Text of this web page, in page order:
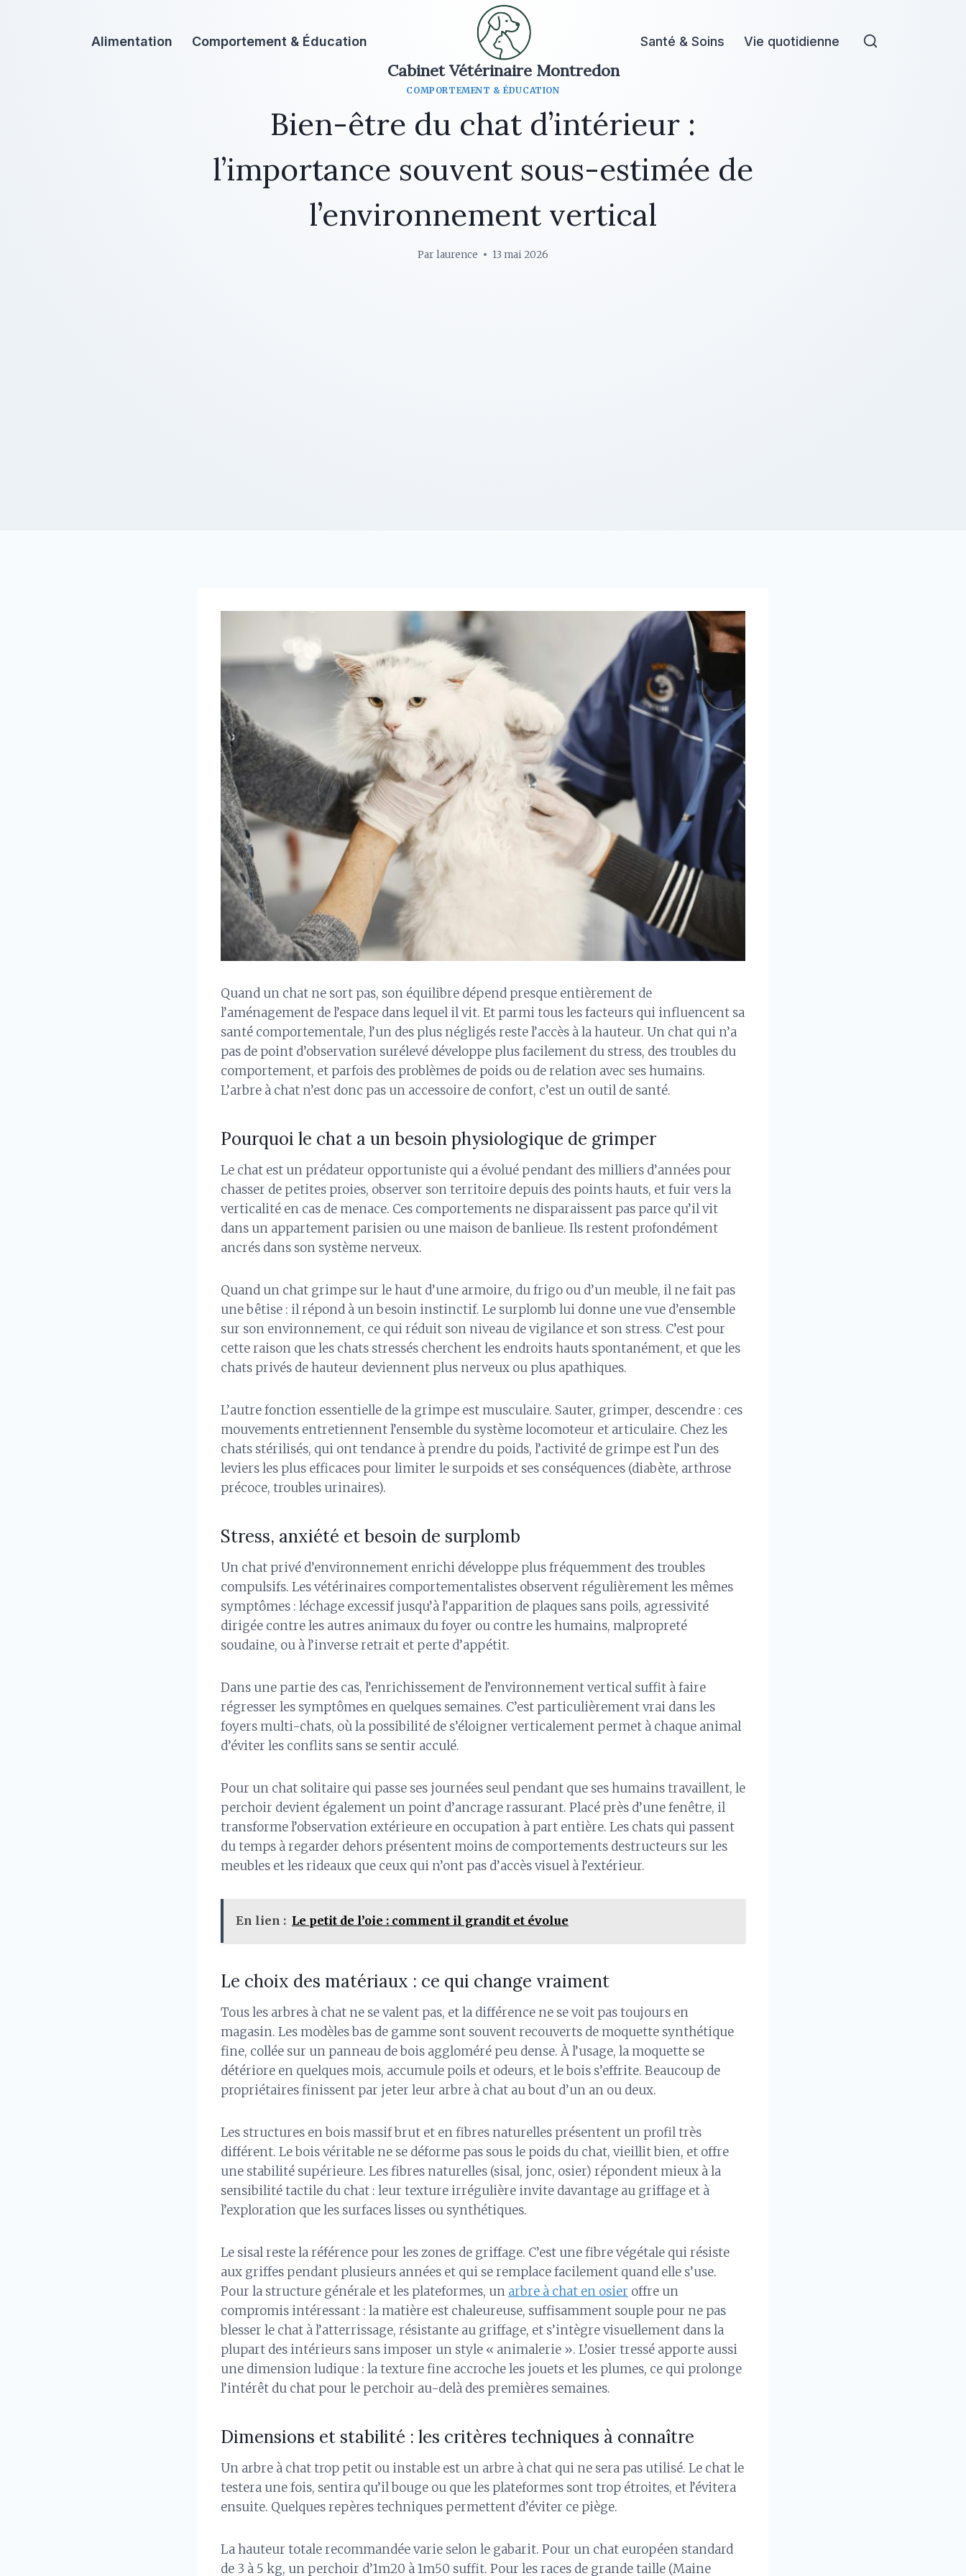
Alimentation Comportement & Éducation
Cabinet Vétérinaire Montredon
Santé & Soins Vie quotidienne
COMPORTEMENT & ÉDUCATION
Bien-être du chat d’intérieur :
l’importance souvent sous-estimée de
l’environnement vertical
Par laurence 13 mai 2026
Quand un chat ne sort pas, son équilibre dépend presque entièrement de
l’aménagement de l’espace dans lequel il vit. Et parmi tous les facteurs qui influencent sa
santé comportementale, l’un des plus négligés reste l’accès à la hauteur. Un chat qui n’a
pas de point d’observation surélevé développe plus facilement du stress, des troubles du
comportement, et parfois des problèmes de poids ou de relation avec ses humains.
L’arbre à chat n’est donc pas un accessoire de confort, c’est un outil de santé.
Pourquoi le chat a un besoin physiologique de grimper
Le chat est un prédateur opportuniste qui a évolué pendant des milliers d’années pour
chasser de petites proies, observer son territoire depuis des points hauts, et fuir vers la
verticalité en cas de menace. Ces comportements ne disparaissent pas parce qu’il vit
dans un appartement parisien ou une maison de banlieue. Ils restent profondément
ancrés dans son système nerveux.
Quand un chat grimpe sur le haut d’une armoire, du frigo ou d’un meuble, il ne fait pas
une bêtise : il répond à un besoin instinctif. Le surplomb lui donne une vue d’ensemble
sur son environnement, ce qui réduit son niveau de vigilance et son stress. C’est pour
cette raison que les chats stressés cherchent les endroits hauts spontanément, et que les
chats privés de hauteur deviennent plus nerveux ou plus apathiques.
L’autre fonction essentielle de la grimpe est musculaire. Sauter, grimper, descendre : ces
mouvements entretiennent l’ensemble du système locomoteur et articulaire. Chez les
chats stérilisés, qui ont tendance à prendre du poids, l’activité de grimpe est l’un des
leviers les plus efficaces pour limiter le surpoids et ses conséquences (diabète, arthrose
précoce, troubles urinaires).
Stress, anxiété et besoin de surplomb
Un chat privé d’environnement enrichi développe plus fréquemment des troubles
compulsifs. Les vétérinaires comportementalistes observent régulièrement les mêmes
symptômes : léchage excessif jusqu’à l’apparition de plaques sans poils, agressivité
dirigée contre les autres animaux du foyer ou contre les humains, malpropreté
soudaine, ou à l’inverse retrait et perte d’appétit.
Dans une partie des cas, l’enrichissement de l’environnement vertical suffit à faire
régresser les symptômes en quelques semaines. C’est particulièrement vrai dans les
foyers multi-chats, où la possibilité de s’éloigner verticalement permet à chaque animal
d’éviter les conflits sans se sentir acculé.
Pour un chat solitaire qui passe ses journées seul pendant que ses humains travaillent, le
perchoir devient également un point d’ancrage rassurant. Placé près d’une fenêtre, il
transforme l’observation extérieure en occupation à part entière. Les chats qui passent
du temps à regarder dehors présentent moins de comportements destructeurs sur les
meubles et les rideaux que ceux qui n’ont pas d’accès visuel à l’extérieur.
En lien : Le petit de l’oie : comment il grandit et évolue
Le choix des matériaux : ce qui change vraiment
Tous les arbres à chat ne se valent pas, et la différence ne se voit pas toujours en
magasin. Les modèles bas de gamme sont souvent recouverts de moquette synthétique
fine, collée sur un panneau de bois aggloméré peu dense. À l’usage, la moquette se
détériore en quelques mois, accumule poils et odeurs, et le bois s’effrite. Beaucoup de
propriétaires finissent par jeter leur arbre à chat au bout d’un an ou deux.
Les structures en bois massif brut et en fibres naturelles présentent un profil très
différent. Le bois véritable ne se déforme pas sous le poids du chat, vieillit bien, et offre
une stabilité supérieure. Les fibres naturelles (sisal, jonc, osier) répondent mieux à la
sensibilité tactile du chat : leur texture irrégulière invite davantage au griffage et à
l’exploration que les surfaces lisses ou synthétiques.
Le sisal reste la référence pour les zones de griffage. C’est une fibre végétale qui résiste
aux griffes pendant plusieurs années et qui se remplace facilement quand elle s’use.
Pour la structure générale et les plateformes, un arbre à chat en osier offre un
compromis intéressant : la matière est chaleureuse, suffisamment souple pour ne pas
blesser le chat à l’atterrissage, résistante au griffage, et s’intègre visuellement dans la
plupart des intérieurs sans imposer un style « animalerie ». L’osier tressé apporte aussi
une dimension ludique : la texture fine accroche les jouets et les plumes, ce qui prolonge
l’intérêt du chat pour le perchoir au-delà des premières semaines.
Dimensions et stabilité : les critères techniques à connaître
Un arbre à chat trop petit ou instable est un arbre à chat qui ne sera pas utilisé. Le chat le
testera une fois, sentira qu’il bouge ou que les plateformes sont trop étroites, et l’évitera
ensuite. Quelques repères techniques permettent d’éviter ce piège.
La hauteur totale recommandée varie selon le gabarit. Pour un chat européen standard
de 3 à 5 kg, un perchoir d’1m20 à 1m50 suffit. Pour les races de grande taille (Maine